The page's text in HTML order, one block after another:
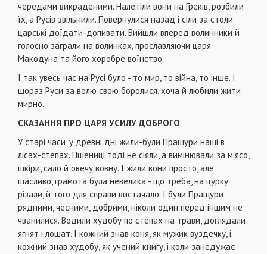
чередами викраденими. Налетіли вони на Греків, розбили
їх, а Русів звільнили. Повернулися назад і сіли за столи
царські доїдати-допивати. Вийшли вперед волинники й
голосно заграли на волинках, прославляючи царя
Макодуна та його хоробре воїнство.
І так увесь час на Русі було - то мир, то війна, то інше. І
щораз Руси за волю свою боролися, хоча й любили жити
мирно.
СКАЗАННЯ ПРО ЦАРЯ УСИЛУ ДОБРОГО
У старі часи, у древні дні жили-були Пращури наші в
лісах-степах. Пшениці тоді не сіяли, а вимінювали за м'ясо,
шкіри, сало й овечу вовну. І жили вони просто, але
щасливо, грамота була невелика - що треба, на цурку
різали, й того для справи вистачало. І були Пращури
рядними, чесними, добрими, ніколи один перед іншим не
чванилися. Водили худобу по степах на трави, доглядали
ягнят і лошат. І кожний знав коня, як мужик вуздечку, і
кожний знав худобу, як учений книгу, і коли занедужає